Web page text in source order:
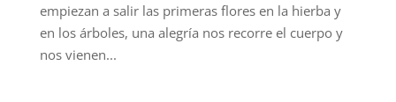
empiezan a salir las primeras flores en la hierba y
en los árboles, una alegría nos recorre el cuerpo y
nos vienen...